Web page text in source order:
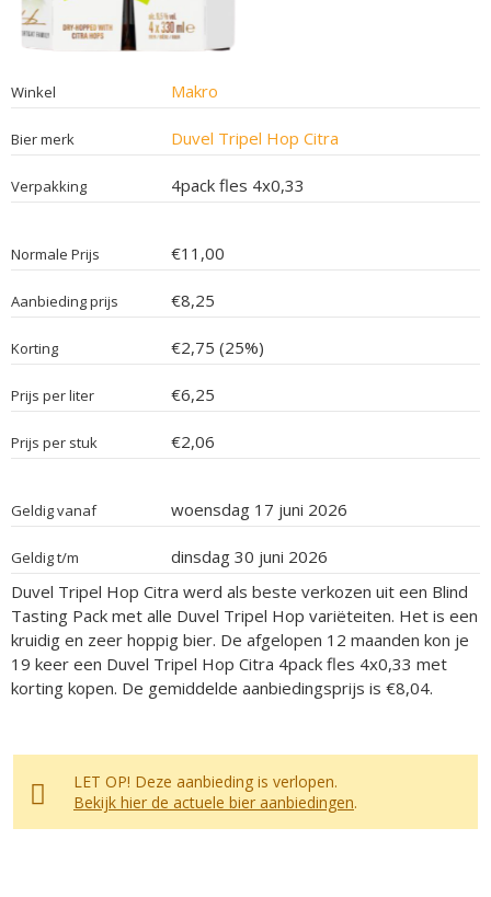
Winkel Makro
Bier merk Duvel Tripel Hop Citra
Verpakking 4pack fles 4x0,33
Normale Prijs €11,00
Aanbieding prijs €8,25
Korting €2,75 (25%)
Prijs per liter €6,25
Prijs per stuk €2,06
Geldig vanaf woensdag 17 juni 2026
Geldig t/m
dinsdag 30 juni 2026
Duvel Tripel Hop Citra werd als beste verkozen uit een Blind
Tasting Pack met alle Duvel Tripel Hop variëteiten. Het is een
kruidig en zeer hoppig bier. De afgelopen 12 maanden kon je
19 keer een Duvel Tripel Hop Citra 4pack fles 4x0,33 met
korting kopen. De gemiddelde aanbiedingsprijs is €8,04.
LET OP! Deze aanbieding is verlopen.
Bekijk hier de actuele bier aanbiedingen.